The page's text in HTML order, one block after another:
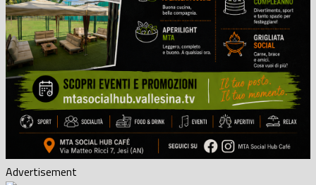
Advertisement